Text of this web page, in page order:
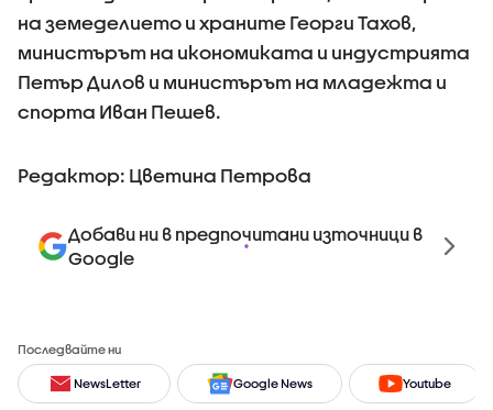
на земеделието и храните Георги Тахов,
министърът на икономиката и индустрията
Петър Дилов и министърът на младежта и
спорта Иван Пешев.
Редактор: Цветина Петрова
Добави ни в предпочитани източници в
Google
Последвайте ни
NewsLetter Google News Youtube